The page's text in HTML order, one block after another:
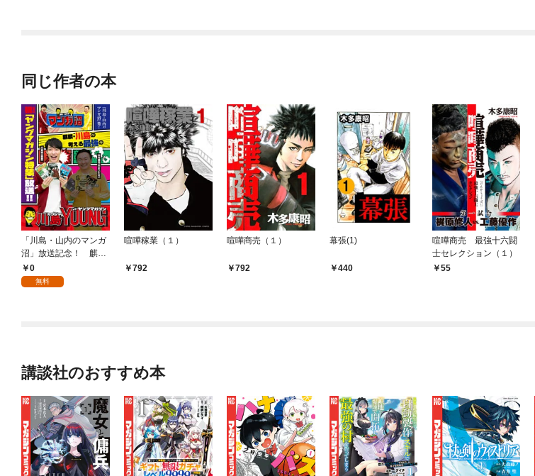
同じ作者の本
「川島・山内のマンガ
沼」放送記念！ 麒
麟・川島の考える最強
のヤングマガジン
0
無料
喧嘩稼業（１）
792
喧嘩商売（１）
792
幕張(1)
440
喧嘩商売 最強十六闘
士セレクション（１）
55
講談社のおすすめ本